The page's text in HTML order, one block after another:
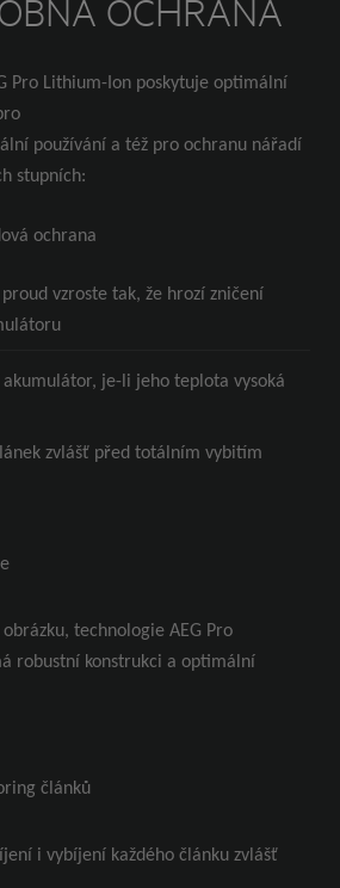
OCHRANA
Pro Lithium-Ion poskytuje optimální
používání a též pro ochranu nářadí
stupních:
ochrana
proud vzroste tak, že hrozí zničení
je-li jeho teplota vysoká
zvlášť před totálním vybitím
technologie AEG Pro
robustní konstrukci a optimální
článků
i vybíjení každého článku zvlášť